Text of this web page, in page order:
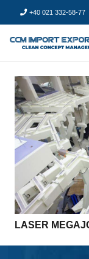
+40 021 332-58-77
LASER